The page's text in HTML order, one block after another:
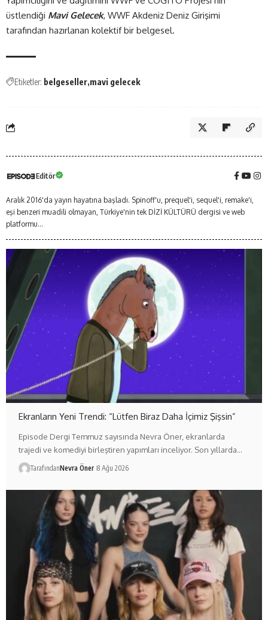
üstlendiği Mavi Gelecek, WWF Akdeniz Deniz Girişimi
tarafından hazırlanan kolektif bir belgesel.
Etiketler: belgeseller mavi gelecek
Editör
Aralık 2016'da yayın hayatına başladı. Spinoff'u, prequel'i, sequel'i, remake'i,
eşi benzeri muadili olmayan, Türkiye'nin tek DİZİ KÜLTÜRÜ dergisi ve web
platformu...
Ekranların Yeni Trendi: “Lütfen Biraz Daha İçimiz Şişsin”
Episode Dergi Temmuz sayısında Nevra Öner, ekranlarda
trajedi ve komediyi birleştiren yapımları inceliyor. Son yıllarda…
TarafındanNevra Öner 8 Ağu 2026